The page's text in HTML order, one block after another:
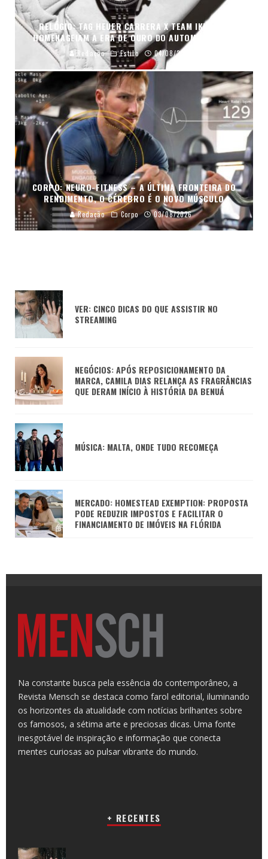
RELÓGIO: TAG HEUER CARRERA X TEAM IKUZAWA
HOMENAGEIAM A ERA DE OURO DO AUTOMOBILISMO
Redação Estilo 04/08/2026
CORPO: NEURO-FITNESS – A ÚLTIMA FRONTEIRA DO
RENDIMENTO, O CÉREBRO É O NOVO MÚSCULO
Redação Corpo 03/08/2026
VER: CINCO DICAS DO QUE ASSISTIR NO
STREAMING
NEGÓCIOS: APÓS REPOSICIONAMENTO DA
MARCA, CAMILA DIAS RELANÇA AS FRAGRÂNCIAS
QUE DERAM INÍCIO À HISTÓRIA DA BENUÁ
MÚSICA: MALTA, ONDE TUDO RECOMEÇA
MERCADO: HOMESTEAD EXEMPTION: PROPOSTA
PODE REDUZIR IMPOSTOS E FACILITAR O
FINANCIAMENTO DE IMÓVEIS NA FLÓRIDA
Na constante busca pela essência do contemporâneo, a
Revista Mensch se destaca como farol editorial, iluminando
os horizontes da atualidade com notícias brilhantes sobre
os famosos, a sétima arte e preciosas dicas. Uma fonte
inesgotável de inspiração e informação que conecta
mentes curiosas ao pulsar vibrante do mundo.
+ RECENTES